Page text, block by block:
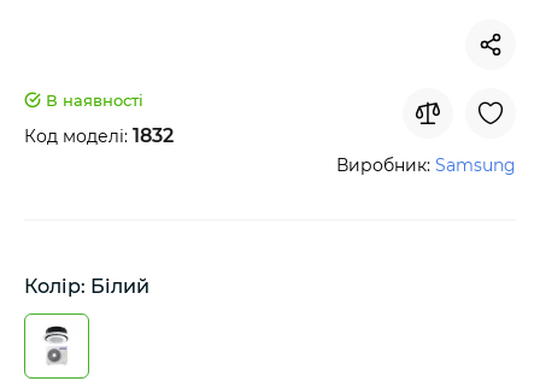
В наявності
Код моделі: 1832
Виробник: Samsung
Колір: Білий